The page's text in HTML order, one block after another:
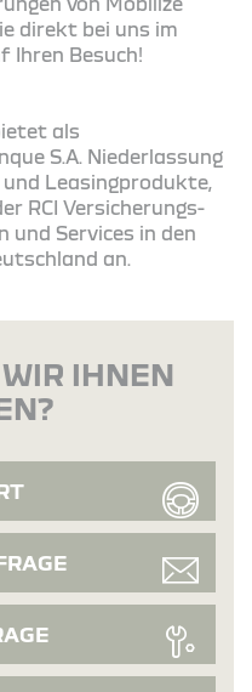
direkt bei uns im
Ihren Besuch!
als
S.A. Niederlassung
Leasingprodukte,
RCI Versicherungs-
und Services in den
an.
IHNEN